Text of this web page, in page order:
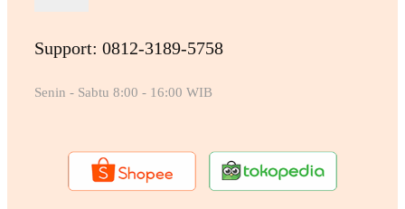
Support: 0812-3189-5758
Senin - Sabtu 8:00 - 16:00 WIB